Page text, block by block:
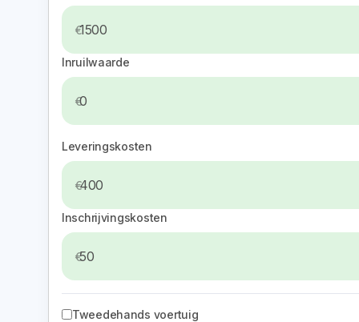
Inruilwaarde
Leveringskosten
Inschrijvingskosten
Tweedehands voertuig